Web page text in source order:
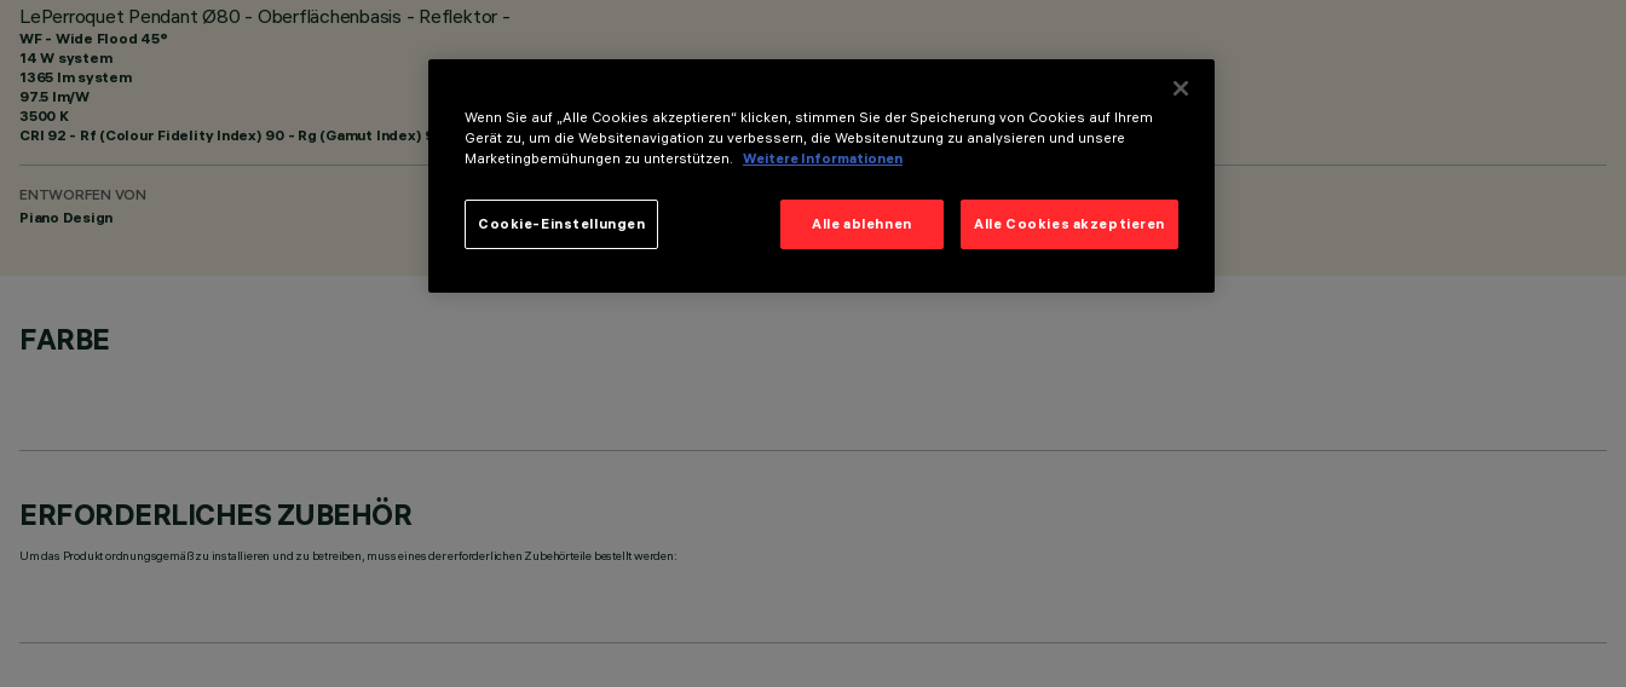
LePerroquet Pendant Ø80 - Oberflächenbasis - Reflektor -
WF - Wide Flood 45°
14 W system
1365 lm system
97.5 lm/W
3500 K
CRI 92 - Rf (Colour Fidelity Index) 90 - Rg (Gamut Index) 98
ENTWORFEN VON
Piano Design
FARBE
ERFORDERLICHES ZUBEHÖR
Um das Produkt ordnungsgemäß zu installieren und zu betreiben, muss eines der erforderlichen Zubehörteile bestellt werden:
Wenn Sie auf „Alle Cookies akzeptieren“ klicken, stimmen Sie der Speicherung von Cookies auf Ihrem
Gerät zu, um die Websitenavigation zu verbessern, die Websitenutzung zu analysieren und unsere
Marketingbemühungen zu unterstützen.
Weitere Informationen
Alle ablehnen Alle Cookies akzeptieren
Cookie-Einstellungen